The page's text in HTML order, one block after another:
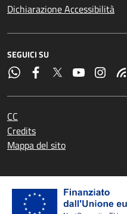
Dichiarazione Accessibilità
SEGUICI SU
CC
Credits
Mappa del sito